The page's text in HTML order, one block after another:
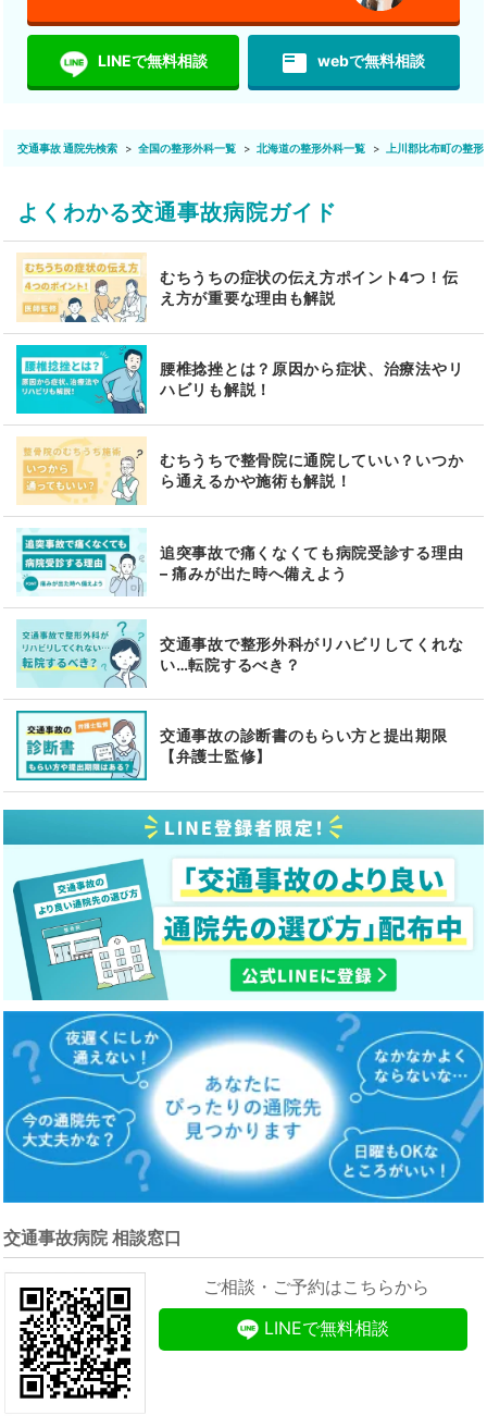
LINEで無料相談 featured_play_list webで無料相談
交通事故 通院先検索 全国の整形外科一覧 北海道の整形外科一覧 上川郡比布町の整形
よくわかる交通事故病院ガイド
むちうちの症状の伝え方ポイント4つ！伝
え方が重要な理由も解説
腰椎捻挫とは？原因から症状、治療法やリ
ハビリも解説！
むちうちで整骨院に通院していい？いつか
ら通えるかや施術も解説！
追突事故で痛くなくても病院受診する理由
– 痛みが出た時へ備えよう
交通事故で整形外科がリハビリしてくれな
い…転院するべき？
交通事故の診断書のもらい方と提出期限
【弁護士監修】
交通事故病院 相談窓口
ご相談・ご予約はこちらから
LINEで無料相談